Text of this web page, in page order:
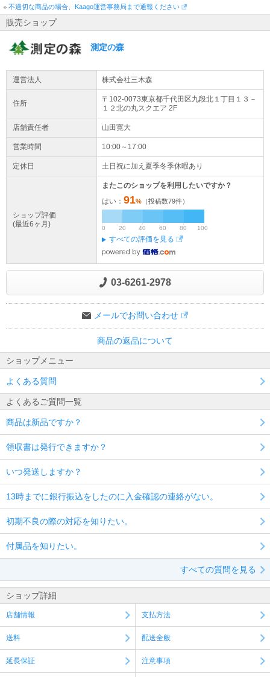
※ 不適切な商品の場合、Kaago運営事務局まで通報ください
販売ショップ
測定の森
運営法人 株式会社三木森
住所 〒102-0073東京都千代田区九段北１丁目１３－
１２ 北の丸スクエア 2F
店舗責任者 山田寛大
営業時間 10:00～17:00
定休日 土日祝に加え夏季冬季休暇あり
ショップ評価
(最近6ヶ月)
またこのショップを利用したいですか？
はい： 91% （投稿数79件）
0 20 40 60 80 100
すべての評価を見る
03-6261-2978
メールでお問い合わせ
商品の返品について
ショップメニュー
よくある質問
よくあるご質問一覧
商品は新品ですか？
領収書は発行できますか？
いつ発送しますか？
13時までに銀行振込をしたのに入金確認の連絡がない。
初期不良の際の対応を知りたい。
付属品を知りたい。
すべての質問を見る
ショップ詳細
店舗情報 支払方法
送料 配送全般
延長保証 注意事項